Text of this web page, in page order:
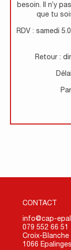
besoin. Il n’y
que tu
RDV : samedi
Retour :
CONTACT
info@cap-
079 552 66 51
Croix-Blanche
1066 Epalinges